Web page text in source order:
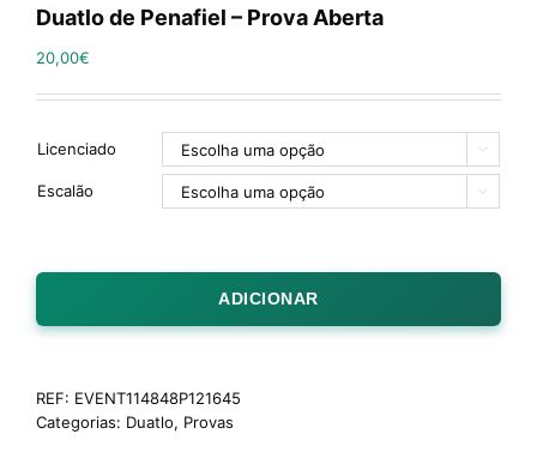
Duatlo de Penafiel – Prova Aberta
20,00€
Licenciado 
Escalão 
ADICIONAR
REF: EVENT114848P121645
Categorias: Duatlo, Provas